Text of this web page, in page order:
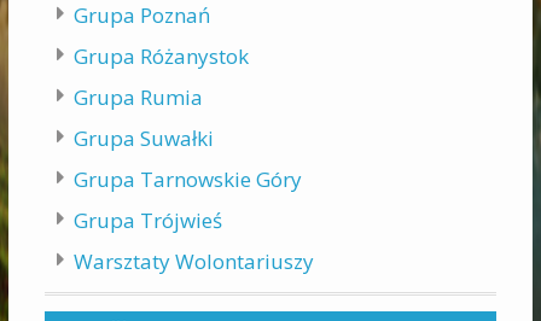
Grupa Poznań
Grupa Różanystok
Grupa Rumia
Grupa Suwałki
Grupa Tarnowskie Góry
Grupa Trójwieś
Warsztaty Wolontariuszy